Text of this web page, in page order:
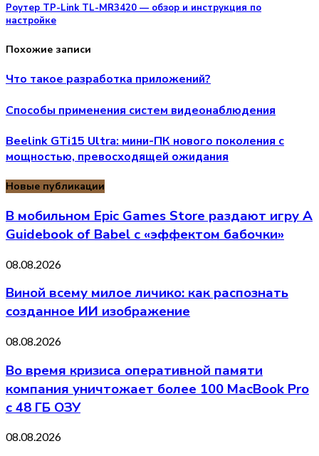
Роутер TP-Link TL-MR3420 — обзор и инструкция по
настройке
Похожие записи
Что такое разработка приложений?
Способы применения систем видеонаблюдения
Beelink GTi15 Ultra: мини-ПК нового поколения с
мощностью, превосходящей ожидания
Новые публикации
В мобильном Epic Games Store раздают игру A
Guidebook of Babel с «эффектом бабочки»
08.08.2026
Виной всему милое личико: как распознать
созданное ИИ изображение
08.08.2026
Во время кризиса оперативной памяти
компания уничтожает более 100 MacBook Pro
с 48 ГБ ОЗУ
08.08.2026